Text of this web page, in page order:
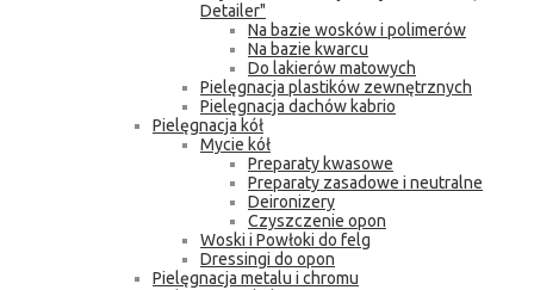
Detailer"
Na bazie wosków i polimerów
Na bazie kwarcu
Do lakierów matowych
Pielęgnacja plastików zewnętrznych
Pielęgnacja dachów kabrio
Pielęgnacja kół
Mycie kół
Preparaty kwasowe
Preparaty zasadowe i neutralne
Deironizery
Czyszczenie opon
Woski i Powłoki do felg
Dressingi do opon
Pielęgnacja metalu i chromu